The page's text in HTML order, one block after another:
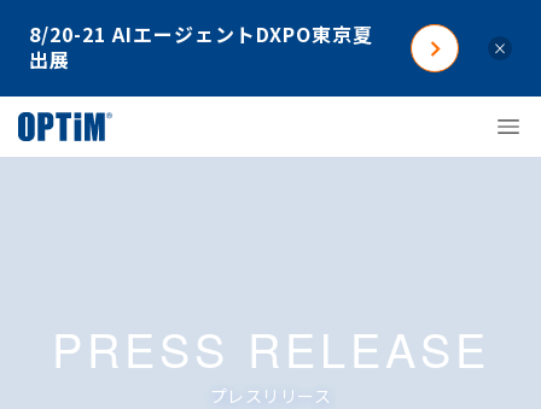
8/20-21 AIエージェントDXPO東京夏
出展
×
PRESS RELEASE
プレスリリース